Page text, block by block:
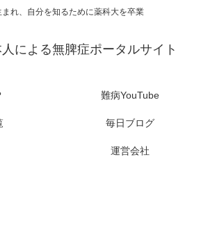
れ、自分を知るために薬科大を卒業
による無脾症ポータルサイト
難病YouTube
毎日ブログ
運営会社